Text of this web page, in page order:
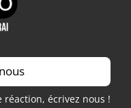
réaction, écrivez nous !